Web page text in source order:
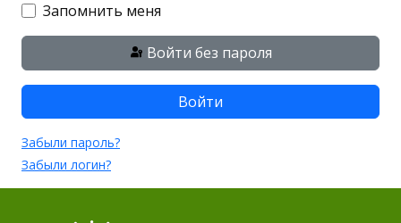
Запомнить меня
Войти без пароля
Войти
Забыли пароль?
Забыли логин?